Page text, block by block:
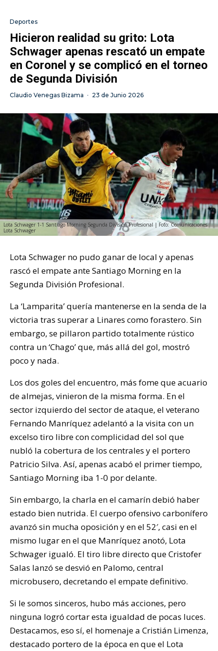
Deportes
Hicieron realidad su grito: Lota
Schwager apenas rescató un empate
en Coronel y se complicó en el torneo
de Segunda División
Claudio Venegas Bizama · 23 de Junio 2026
Lota Schwager 1-1 Santiago Morning Segunda División Profesional | Foto: Comunicaciones
Lota Schwager
Lota Schwager no pudo ganar de local y apenas
rascó el empate ante Santiago Morning en la
Segunda División Profesional.
La ‘Lamparita’ quería mantenerse en la senda de la
victoria tras superar a Linares como forastero. Sin
embargo, se pillaron partido totalmente rústico
contra un ‘Chago’ que, más allá del gol, mostró
poco y nada.
Los dos goles del encuentro, más fome que acuario
de almejas, vinieron de la misma forma. En el
sector izquierdo del sector de ataque, el veterano
Fernando Manríquez adelantó a la visita con un
excelso tiro libre con complicidad del sol que
nubló la cobertura de los centrales y el portero
Patricio Silva. Así, apenas acabó el primer tiempo,
Santiago Morning iba 1-0 por delante.
Sin embargo, la charla en el camarín debió haber
estado bien nutrida. El cuerpo ofensivo carbonífero
avanzó sin mucha oposición y en el 52′, casi en el
mismo lugar en el que Manríquez anotó, Lota
Schwager igualó. El tiro libre directo que Cristofer
Salas lanzó se desvió en Palomo, central
microbusero, decretando el empate definitivo.
Si le somos sinceros, hubo más acciones, pero
ninguna logró cortar esta igualdad de pocas luces.
Destacamos, eso sí, el homenaje a Cristián Limenza,
destacado portero de la época en que el Lota